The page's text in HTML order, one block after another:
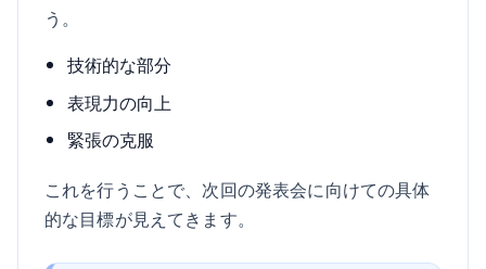
う。
技術的な部分
表現力の向上
緊張の克服
これを行うことで、次回の発表会に向けての具体
的な目標が見えてきます。